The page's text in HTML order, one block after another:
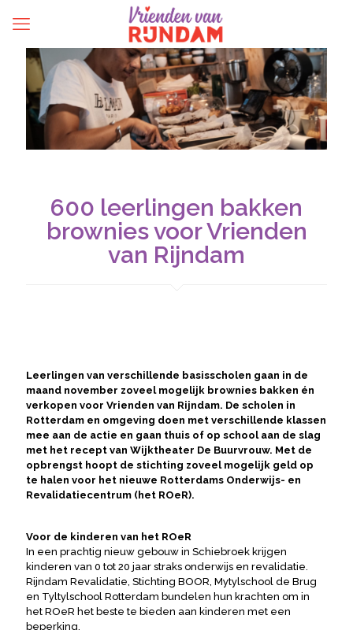
600 leerlingen bakken
brownies voor Vrienden
van Rijndam
Leerlingen van verschillende basisscholen gaan in de
maand november zoveel mogelijk brownies bakken én
verkopen voor Vrienden van Rijndam. De scholen in
Rotterdam en omgeving doen met verschillende klassen
mee aan de actie en gaan thuis of op school aan de slag
met het recept van Wijktheater De Buurvrouw. Met de
opbrengst hoopt de stichting zoveel mogelijk geld op
te halen voor het nieuwe Rotterdams Onderwijs- en
Revalidatiecentrum (het ROeR).
Voor de kinderen van het ROeR
In een prachtig nieuw gebouw in Schiebroek krijgen
kinderen van 0 tot 20 jaar straks onderwijs en revalidatie.
Rijndam Revalidatie, Stichting BOOR, Mytylschool de Brug
en Tyltylschool Rotterdam bundelen hun krachten om in
het ROeR het beste te bieden aan kinderen met een
beperking.